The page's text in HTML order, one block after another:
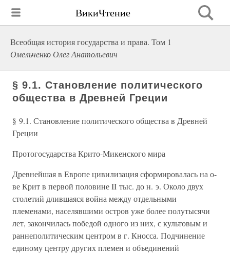
ВикиЧтение
Всеобщая история государства и права. Том 1
Омельченко Олег Анатольевич
§ 9.1. Становление политического
общества в Древней Греции
§ 9.1. Становление политического общества в Древней
Греции
Протогосударства Крито-Микенского мира
Древнейшая в Европе цивилизация сформировалась на о-
ве Крит в первой половине II тыс. до н. э. Около двух
столетий длившаяся война между отдельными
племенами, населявшими остров уже более полутысячи
лет, закончилась победой одного из них, с культовым и
раннеполитическим центром в г. Кносса. Подчинение
единому центру других племен и объединений